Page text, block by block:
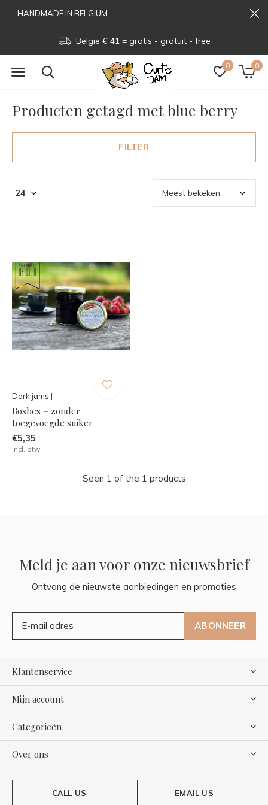
0 0
België € 41 = gratis - gratuit - free
- HANDMADE IN BELGIUM -
Producten getagd met blue berry
FILTER
Dark jams |
Bosbes – zonder
toegevoegde suiker
€5,35
Incl. btw
Seen 1 of the 1 products
Meld je aan voor onze nieuwsbrief
Ontvang de nieuwste aanbiedingen en promoties
ABONNEER
Klantenservice
Mijn account
Categorieën
Over ons
CALL US EMAIL US